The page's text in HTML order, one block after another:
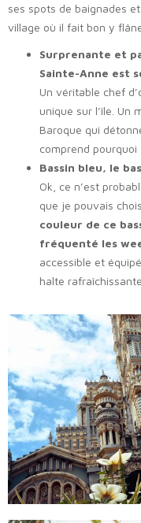
ses spots de baignades
village où il fait bon y
Surprenante et
Sainte-Anne est
Un véritable chef
unique sur l’île. Un
Baroque qui
comprend pourquoi
Bassin bleu, le
Ok, ce n’est
que je pouvais
couleur de ce
fréquenté les
accessible et
halte